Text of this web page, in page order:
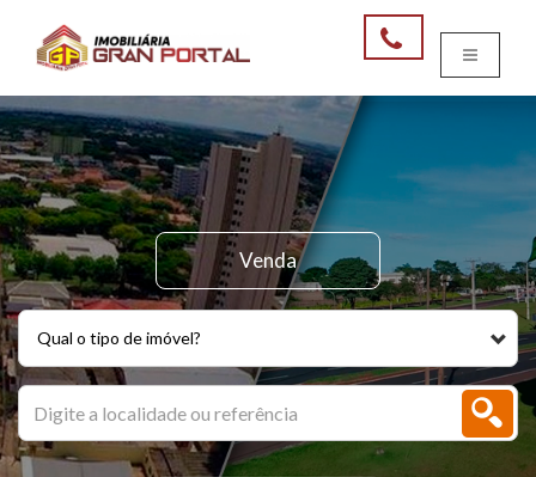
Qual o tipo de imóvel?
Venda